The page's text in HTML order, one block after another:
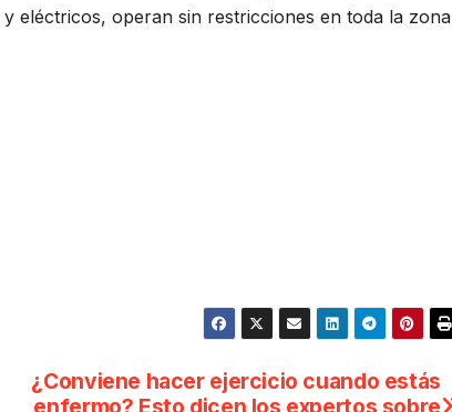
eléctricos, operan sin restricciones en toda la zona
¿Conviene hacer ejercicio cuando estás
enfermo? Esto dicen los expertos sobre